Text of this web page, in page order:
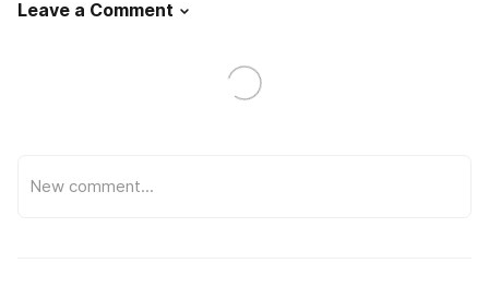
Leave a Comment